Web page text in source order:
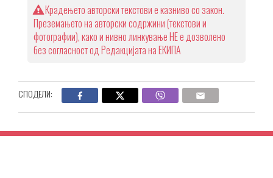
Крадењето авторски текстови е казниво со закон.
Преземањето на авторски содржини (текстови и
фотографии), како и нивно линкување НЕ е дозволено
без согласност од Редакцијата на ЕКИПА
СПОДЕЛИ: